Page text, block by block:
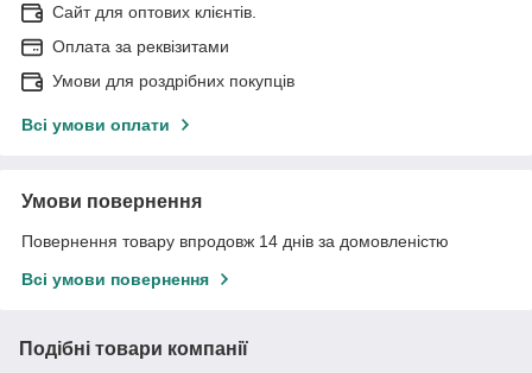
Сайт для оптових клієнтів.
Оплата за реквізитами
Умови для роздрібних покупців
Всі умови оплати
Умови повернення
Повернення товару впродовж 14 днів за домовленістю
Всі умови повернення
Подібні товари компанії